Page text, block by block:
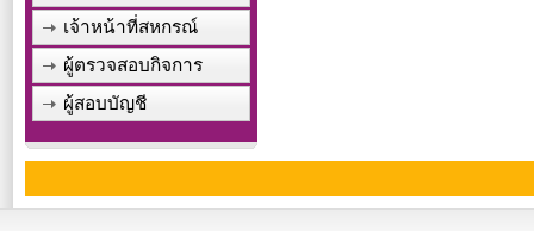
เจ้าหน้าที่สหกรณ์
ผู้ตรวจสอบกิจการ
ผู้สอบบัญชี